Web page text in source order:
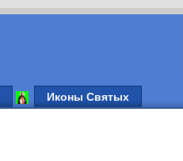
Иконы Святых